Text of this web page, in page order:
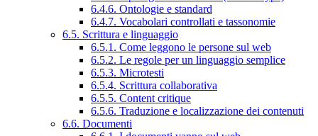
6.4.6. Ontologie e standard
6.4.7. Vocabolari controllati e tassonomie
6.5. Scrittura e linguaggio
6.5.1. Come leggono le persone sul web
6.5.2. Le regole per un linguaggio semplice
6.5.3. Microtesti
6.5.4. Scrittura collaborativa
6.5.5. Content critique
6.5.6. Traduzione e localizzazione dei contenuti
6.6. Documenti